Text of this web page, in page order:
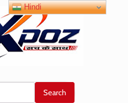
Hindi